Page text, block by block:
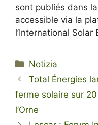
sont publiés dans
accessible via la
l’International Solar
Categorie
Notizia
Total Énergies
ferme solaire sur
l’Orne